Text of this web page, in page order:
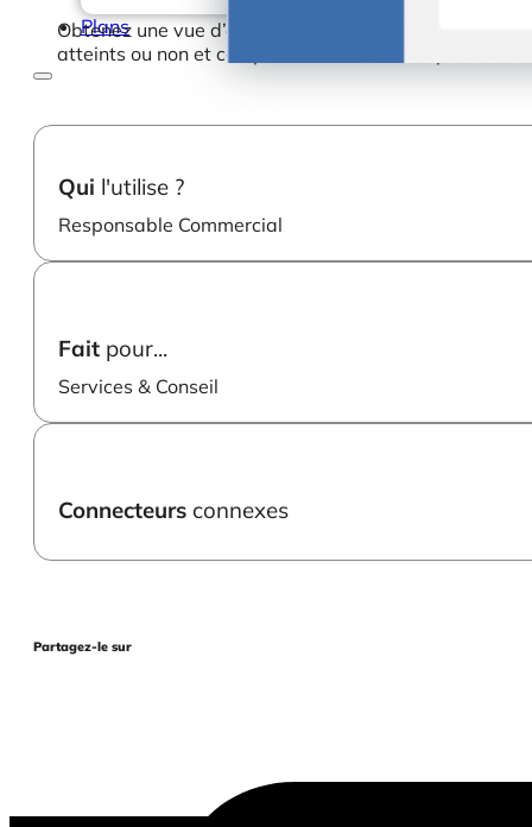
Plans
Obtenez une vue d’ensemble rapide de l’activité
atteints ou non et comparez facilement les
Qui l'utilise ?
Responsable Commercial
Fait pour...
Services & Conseil
Connecteurs connexes
Partagez-le sur